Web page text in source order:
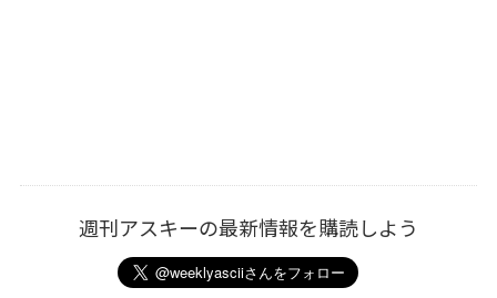
週刊アスキーの最新情報を購読しよう